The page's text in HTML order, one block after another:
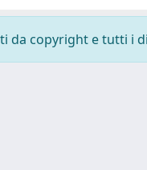
da copyright e tutti i